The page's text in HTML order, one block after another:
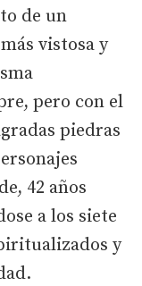
de un
vistosa y
pero con el
piedras
42 años
a los siete
y